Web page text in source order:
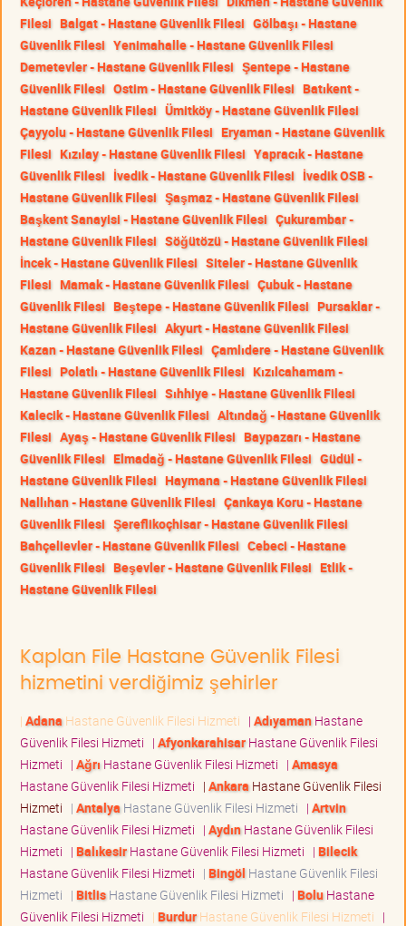
Filesi Balgat - Hastane Güvenlik Filesi Gölbaşı - Hastane
Güvenlik Filesi Yenimahalle - Hastane Güvenlik Filesi
Demetevler - Hastane Güvenlik Filesi Şentepe - Hastane
Güvenlik Filesi Ostim - Hastane Güvenlik Filesi Batıkent -
Hastane Güvenlik Filesi Ümitköy - Hastane Güvenlik Filesi
Çayyolu - Hastane Güvenlik Filesi Eryaman - Hastane Güvenlik
Filesi Kızılay - Hastane Güvenlik Filesi Yapracık - Hastane
Güvenlik Filesi İvedik - Hastane Güvenlik Filesi İvedik OSB -
Hastane Güvenlik Filesi Şaşmaz - Hastane Güvenlik Filesi
Başkent Sanayisi - Hastane Güvenlik Filesi Çukurambar -
Hastane Güvenlik Filesi Söğütözü - Hastane Güvenlik Filesi
İncek - Hastane Güvenlik Filesi Siteler - Hastane Güvenlik
Filesi Mamak - Hastane Güvenlik Filesi Çubuk - Hastane
Güvenlik Filesi Beştepe - Hastane Güvenlik Filesi Pursaklar -
Hastane Güvenlik Filesi Akyurt - Hastane Güvenlik Filesi
Kazan - Hastane Güvenlik Filesi Çamlıdere - Hastane Güvenlik
Filesi Polatlı - Hastane Güvenlik Filesi Kızılcahamam -
Hastane Güvenlik Filesi Sıhhiye - Hastane Güvenlik Filesi
Kalecik - Hastane Güvenlik Filesi Altındağ - Hastane Güvenlik
Filesi Ayaş - Hastane Güvenlik Filesi Baypazarı - Hastane
Güvenlik Filesi Elmadağ - Hastane Güvenlik Filesi Güdül -
Hastane Güvenlik Filesi Haymana - Hastane Güvenlik Filesi
Nallıhan - Hastane Güvenlik Filesi Çankaya Koru - Hastane
Güvenlik Filesi Şereflikoçhisar - Hastane Güvenlik Filesi
Bahçelievler - Hastane Güvenlik Filesi Cebeci - Hastane
Güvenlik Filesi Beşevler - Hastane Güvenlik Filesi Etlik -
Hastane Güvenlik Filesi
Kaplan File Hastane Güvenlik Filesi
hizmetini verdiğimiz şehirler
| Adana Hastane Güvenlik Filesi Hizmeti | AdıyamanHastane
Güvenlik Filesi Hizmeti | AfyonkarahisarHastane Güvenlik Filesi
Hizmeti | Ağrı Hastane Güvenlik Filesi Hizmeti | Amasya
Hastane Güvenlik Filesi Hizmeti | Ankara Hastane Güvenlik Filesi
Hizmeti | Antalya Hastane Güvenlik Filesi Hizmeti | Artvin
Hastane Güvenlik Filesi Hizmeti | AydınHastane Güvenlik Filesi
Hizmeti | BalıkesirHastane Güvenlik Filesi Hizmeti | Bilecik
Hastane Güvenlik Filesi Hizmeti | Bingöl Hastane Güvenlik Filesi
Hizmeti | BitlisHastane Güvenlik Filesi Hizmeti | BoluHastane
Güvenlik Filesi Hizmeti | BurdurHastane Güvenlik Filesi Hizmeti |